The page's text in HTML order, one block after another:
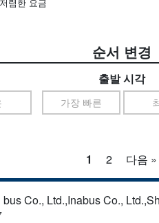
순서 변경
출발 시각
가장 빠른
1
2 다음 »
bus Co., Ltd.,Inabus Co.,